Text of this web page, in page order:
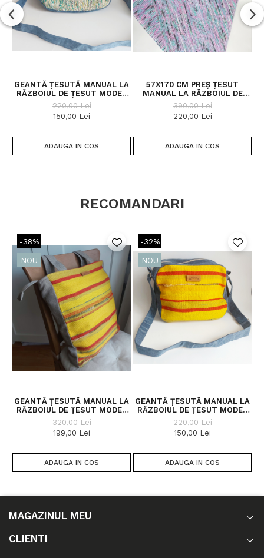
GEANTĂ ȚESUTĂ MANUAL LA
RĂZBOIUL DE ȚESUT MODEL
POȘTAȘ
220,00 Lei
150,00 Lei
ADAUGA IN COS
57X170 CM PREȘ ȚESUT
MANUAL LA RĂZBOIUL DE
ȚESUT
390,00 Lei
220,00 Lei
ADAUGA IN COS
RECOMANDARI
-38%
NOU
GEANTĂ ȚESUTĂ MANUAL LA
RĂZBOIUL DE ȚESUT MODEL
UMĂR
320,00 Lei
199,00 Lei
ADAUGA IN COS
-32%
NOU
GEANTĂ ȚESUTĂ MANUAL LA
RĂZBOIUL DE ȚESUT MODEL
POȘTAȘ
220,00 Lei
150,00 Lei
ADAUGA IN COS
MAGAZINUL MEU
CLIENTI